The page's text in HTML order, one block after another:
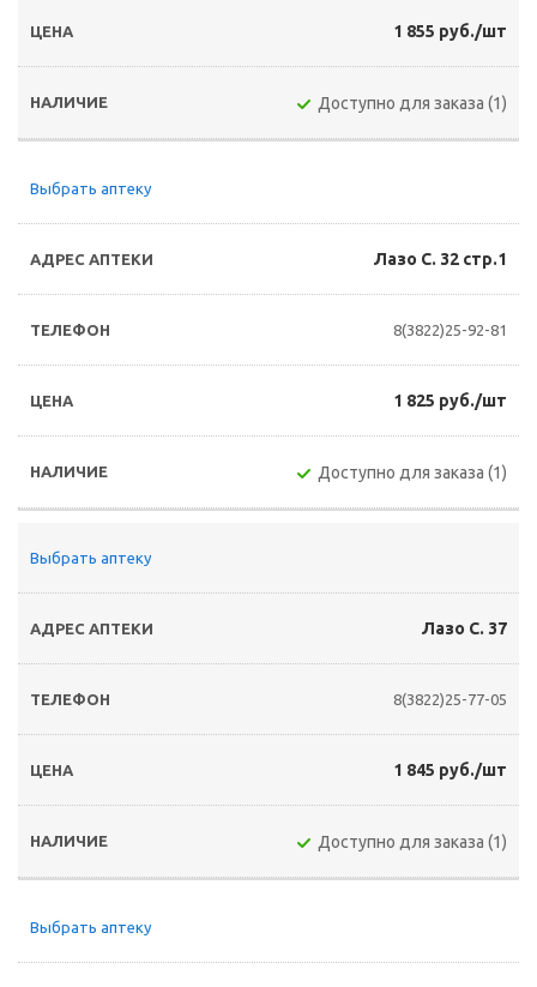
1 855 руб./шт
Доступно для заказа (1)
Выбрать аптеку
Лазо С. 32 стр.1
8(3822)25-92-81
1 825 руб./шт
Доступно для заказа (1)
Выбрать аптеку
Лазо С. 37
8(3822)25-77-05
1 845 руб./шт
Доступно для заказа (1)
Выбрать аптеку